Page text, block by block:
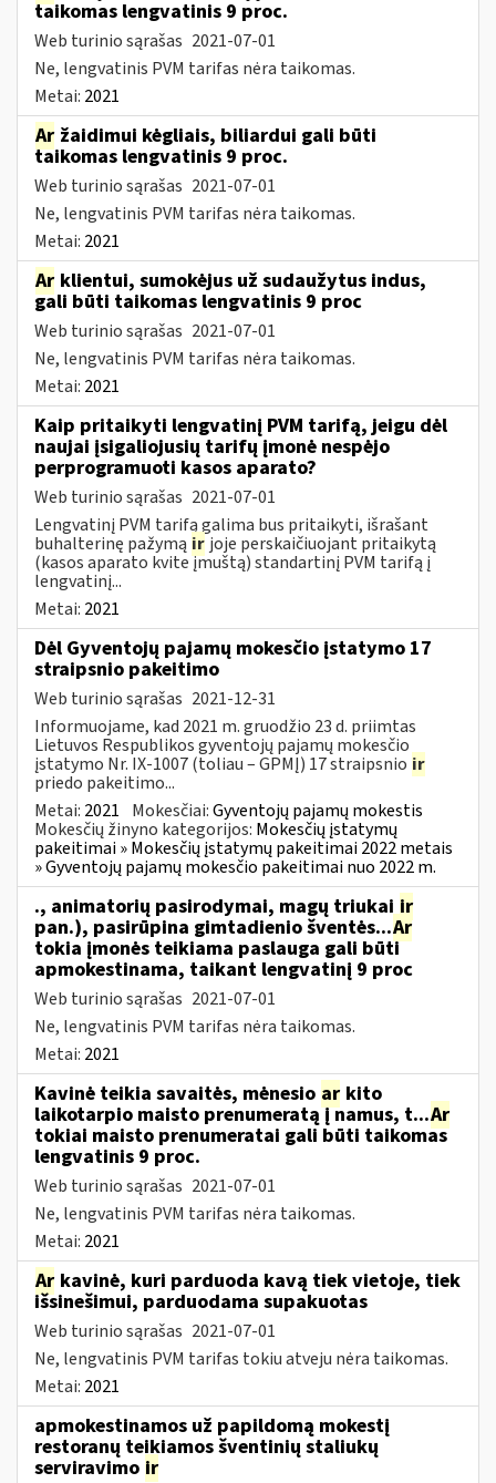
taikomas lengvatinis 9 proc.
Web turinio sąrašas 2021-07-01
Ne, lengvatinis PVM tarifas nėra taikomas.
Metai: 2021
Ar žaidimui kėgliais, biliardui gali būti
taikomas lengvatinis 9 proc.
Web turinio sąrašas 2021-07-01
Ne, lengvatinis PVM tarifas nėra taikomas.
Metai: 2021
Ar klientui, sumokėjus už sudaužytus indus,
gali būti taikomas lengvatinis 9 proc
Web turinio sąrašas 2021-07-01
Ne, lengvatinis PVM tarifas nėra taikomas.
Metai: 2021
Kaip pritaikyti lengvatinį PVM tarifą, jeigu dėl
naujai įsigaliojusių tarifų įmonė nespėjo
perprogramuoti kasos aparato?
Web turinio sąrašas 2021-07-01
Lengvatinį PVM tarifą galima bus pritaikyti, išrašant
buhalterinę pažymą ir joje perskaičiuojant pritaikytą
(kasos aparato kvite įmuštą) standartinį PVM tarifą į
lengvatinį...
Metai: 2021
Dėl Gyventojų pajamų mokesčio įstatymo 17
straipsnio pakeitimo
Web turinio sąrašas 2021-12-31
Informuojame, kad 2021 m. gruodžio 23 d. priimtas
Lietuvos Respublikos gyventojų pajamų mokesčio
įstatymo Nr. IX-1007 (toliau – GPMĮ) 17 straipsnio ir
priedo pakeitimo...
Metai: 2021 Mokesčiai:Gyventojų pajamų mokestis
Mokesčių žinyno kategorijos: Mokesčių įstatymų
pakeitimai » Mokesčių įstatymų pakeitimai 2022 metais
» Gyventojų pajamų mokesčio pakeitimai nuo 2022 m.
., animatorių pasirodymai, magų triukai ir
pan.), pasirūpina gimtadienio šventės...Ar
tokia įmonės teikiama paslauga gali būti
apmokestinama, taikant lengvatinį 9 proc
Web turinio sąrašas 2021-07-01
Ne, lengvatinis PVM tarifas nėra taikomas.
Metai: 2021
Kavinė teikia savaitės, mėnesio ar kito
laikotarpio maisto prenumeratą į namus, t...Ar
tokiai maisto prenumeratai gali būti taikomas
lengvatinis 9 proc.
Web turinio sąrašas 2021-07-01
Ne, lengvatinis PVM tarifas nėra taikomas.
Metai: 2021
Ar kavinė, kuri parduoda kavą tiek vietoje, tiek
išsinešimui, parduodama supakuotas
Web turinio sąrašas 2021-07-01
Ne, lengvatinis PVM tarifas tokiu atveju nėra taikomas.
Metai: 2021
apmokestinamos už papildomą mokestį
restoranų teikiamos šventinių staliukų
serviravimo ir